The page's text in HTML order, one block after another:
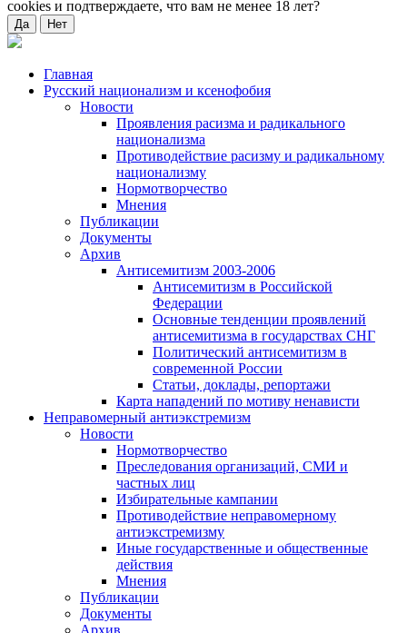
cookies и подтверждаете, что вам не менее 18 лет?
Да Нет
Главная
Русский национализм и ксенофобия
Новости
Проявления расизма и радикального
национализма
Противодействие расизму и радикальному
национализму
Нормотворчество
Мнения
Публикации
Документы
Архив
Антисемитизм 2003-2006
Антисемитизм в Российской
Федерации
Основные тенденции проявлений
антисемитизма в государствах СНГ
Политический антисемитизм в
современной России
Статьи, доклады, репортажи
Карта нападений по мотиву ненависти
Неправомерный антиэкстремизм
Новости
Нормотворчество
Преследования организаций, СМИ и
частных лиц
Избирательные кампании
Противодействие неправомерному
антиэкстремизму
Иные государственные и общественные
действия
Мнения
Публикации
Документы
Архив